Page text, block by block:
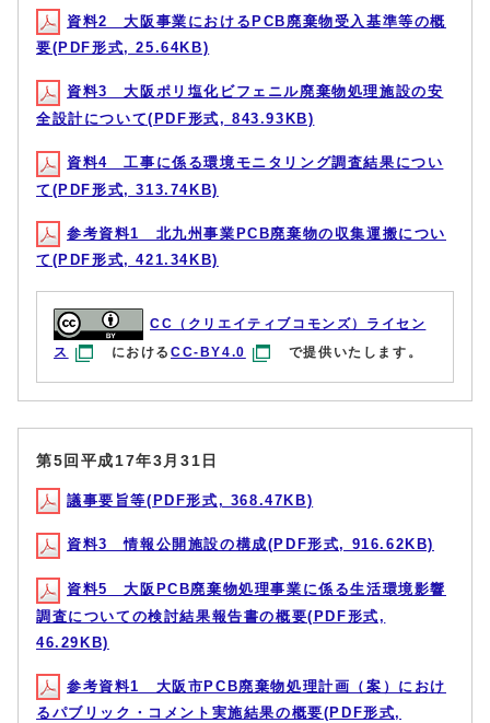
資料2 大阪事業におけるPCB廃棄物受入基準等の概
要(PDF形式, 25.64KB)
資料3 大阪ポリ塩化ビフェニル廃棄物処理施設の安
全設計について(PDF形式, 843.93KB)
資料4 工事に係る環境モニタリング調査結果につい
て(PDF形式, 313.74KB)
参考資料1 北九州事業PCB廃棄物の収集運搬につい
て(PDF形式, 421.34KB)
CC（クリエイティブコモンズ）ライセン
ス
におけるCC-BY4.0 で提供いたします。
第5回平成17年3月31日
議事要旨等(PDF形式, 368.47KB)
資料3 情報公開施設の構成(PDF形式, 916.62KB)
資料5 大阪PCB廃棄物処理事業に係る生活環境影響
調査についての検討結果報告書の概要(PDF形式,
46.29KB)
参考資料1 大阪市PCB廃棄物処理計画（案）におけ
るパブリック・コメント実施結果の概要(PDF形式,